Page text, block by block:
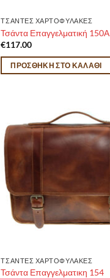
ΤΣΑΝΤΕΣ ΧΑΡΤΟΦΥΛΑΚΕΣ
Τσάντα Επαγγελματική 150Α
€117.00
ΠΡΟΣΘΉΚΗ ΣΤΟ ΚΑΛΆΘΙ
ΤΣΑΝΤΕΣ ΧΑΡΤΟΦΥΛΑΚΕΣ
Τσάντα Επαγγελματικη 154